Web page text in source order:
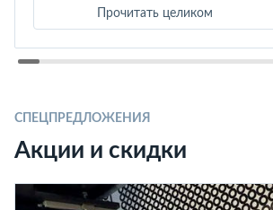
Прочитать целиком
СПЕЦПРЕДЛОЖЕНИЯ
Акции и скидки